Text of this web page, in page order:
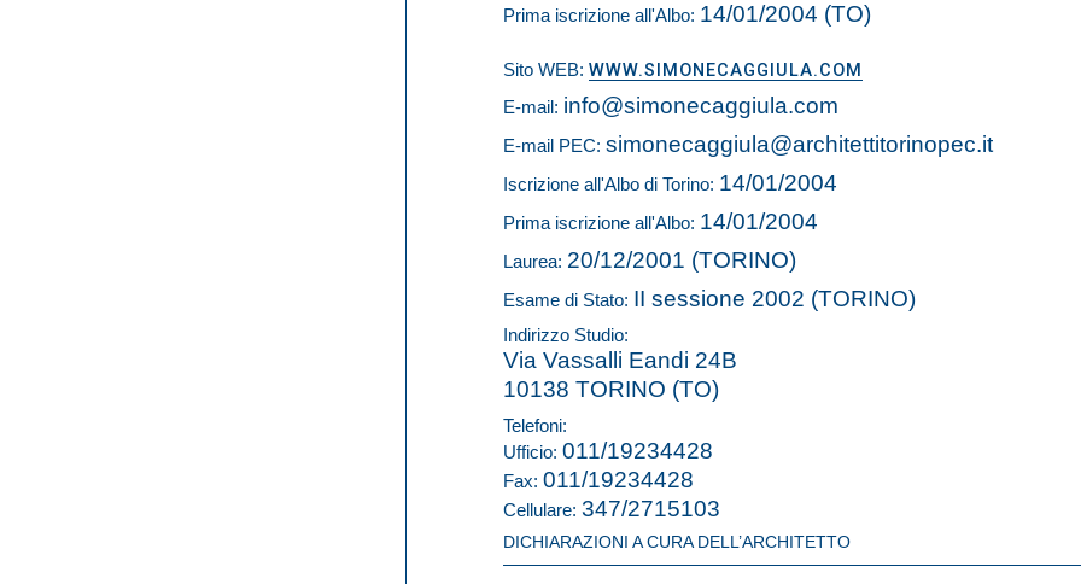
Prima iscrizione all'Albo: 14/01/2004 (TO)
Sito WEB: WWW.SIMONECAGGIULA.COM
E-mail: info@simonecaggiula.com
E-mail PEC: simonecaggiula@architettitorinopec.it
Iscrizione all'Albo di Torino: 14/01/2004
Prima iscrizione all'Albo: 14/01/2004
Laurea: 20/12/2001 (TORINO)
Esame di Stato: II sessione 2002 (TORINO)
Indirizzo Studio:
Via Vassalli Eandi 24B
10138 TORINO (TO)
Telefoni:
Ufficio: 011/19234428
Fax: 011/19234428
Cellulare: 347/2715103
DICHIARAZIONI A CURA DELL’ARCHITETTO